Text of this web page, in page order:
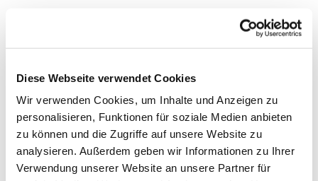
Diese Webseite verwendet Cookies
Wir verwenden Cookies, um Inhalte und Anzeigen zu
personalisieren, Funktionen für soziale Medien anbieten
zu können und die Zugriffe auf unsere Website zu
analysieren. Außerdem geben wir Informationen zu Ihrer
Verwendung unserer Website an unsere Partner für
nimmt uns hinein in das Leben des
Glaubens, sei es, dass es unsere Gedanken und
mahnenden und tröstenden Kraft seiner Worte und
Mit einemLobgesang aus dem Neuen Testament
stimmen wir in die Bekenntnisse der ersten
Christen ein.